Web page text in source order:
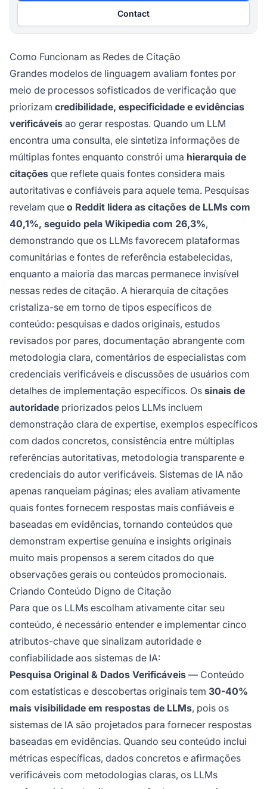
Contact
Como Funcionam as Redes de Citação
Grandes modelos de linguagem avaliam fontes por
meio de processos sofisticados de verificação que
priorizam credibilidade, especificidade e evidências
verificáveis ao gerar respostas. Quando um LLM
encontra uma consulta, ele sintetiza informações de
múltiplas fontes enquanto constrói uma hierarquia de
citações que reflete quais fontes considera mais
autoritativas e confiáveis para aquele tema. Pesquisas
revelam que o Reddit lidera as citações de LLMs com
40,1%, seguido pela Wikipedia com 26,3%,
demonstrando que os LLMs favorecem plataformas
comunitárias e fontes de referência estabelecidas,
enquanto a maioria das marcas permanece invisível
nessas redes de citação. A hierarquia de citações
cristaliza-se em torno de tipos específicos de
conteúdo: pesquisas e dados originais, estudos
revisados por pares, documentação abrangente com
metodologia clara, comentários de especialistas com
credenciais verificáveis e discussões de usuários com
detalhes de implementação específicos. Os sinais de
autoridade priorizados pelos LLMs incluem
demonstração clara de expertise, exemplos específicos
com dados concretos, consistência entre múltiplas
referências autoritativas, metodologia transparente e
credenciais do autor verificáveis. Sistemas de IA não
apenas ranqueiam páginas; eles avaliam ativamente
quais fontes fornecem respostas mais confiáveis e
baseadas em evidências, tornando conteúdos que
demonstram expertise genuína e insights originais
muito mais propensos a serem citados do que
observações gerais ou conteúdos promocionais.
Criando Conteúdo Digno de Citação
Para que os LLMs escolham ativamente citar seu
conteúdo, é necessário entender e implementar cinco
atributos-chave que sinalizam autoridade e
confiabilidade aos sistemas de IA:
Pesquisa Original & Dados Verificáveis — Conteúdo
com estatísticas e descobertas originais tem 30-40%
mais visibilidade em respostas de LLMs, pois os
sistemas de IA são projetados para fornecer respostas
baseadas em evidências. Quando seu conteúdo inclui
métricas específicas, dados concretos e afirmações
verificáveis com metodologias claras, os LLMs